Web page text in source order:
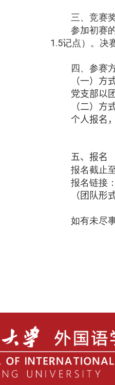
三、竞赛
参加初赛
1.5记点）。决
四、参赛
（一） 方
党支部以
（二） 方
个人报名
五、报名
报名截止
报名链接
（团队形
如有未尽